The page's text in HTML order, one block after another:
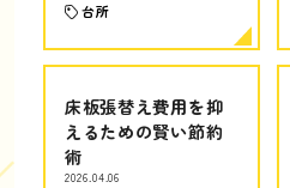
台所
床板張替え費用を抑
えるための賢い節約
術
2026.04.06